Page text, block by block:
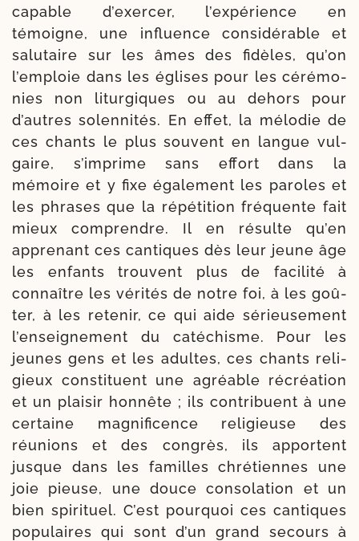
capable d’exercer, l’expérience en
témoigne, une influence consi­dé­rable et
salu­taire sur les âmes des fidèles, qu’on
l’emploie dans les églises pour les céré­mo­
nies non litur­giques ou au dehors pour
d’autres solen­ni­tés. En effet, la mélo­die de
ces chants le plus sou­vent en langue vul­
gaire, s’imprime sans effort dans la
mémoire et y fixe éga­le­ment les paroles et
les phrases que la répé­ti­tion fré­quente fait
mieux com­prendre. Il en résulte qu’en
appre­nant ces can­tiques dès leur jeune âge
les enfants trouvent plus de faci­li­té à
connaître les véri­tés de notre foi, à les goû­
ter, à les rete­nir, ce qui aide sérieu­se­ment
l’enseignement du caté­chisme. Pour les
jeunes gens et les adultes, ces chants reli­
gieux consti­tuent une agréable récréa­tion
et un plai­sir hon­nête ; ils contri­buent à une
cer­taine magni­fi­cence reli­gieuse des
réunions et des congrès, ils apportent
jusque dans les familles chré­tiennes une
joie pieuse, une douce conso­la­tion et un
bien spi­ri­tuel. C’est pour­quoi ces can­tiques
popu­laires qui sont d’un grand secours à